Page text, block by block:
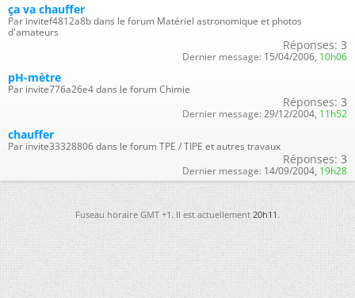
ça va chauffer
Par invitef4812a8b dans le forum Matériel astronomique et photos
d'amateurs
Réponses: 3
Dernier message: 15/04/2006, 10h06
pH-mètre
Par invite776a26e4 dans le forum Chimie
Réponses: 3
Dernier message: 29/12/2004, 11h52
chauffer
Par invite33328806 dans le forum TPE / TIPE et autres travaux
Réponses: 3
Dernier message: 14/09/2004, 19h28
Fuseau horaire GMT +1. Il est actuellement20h11.